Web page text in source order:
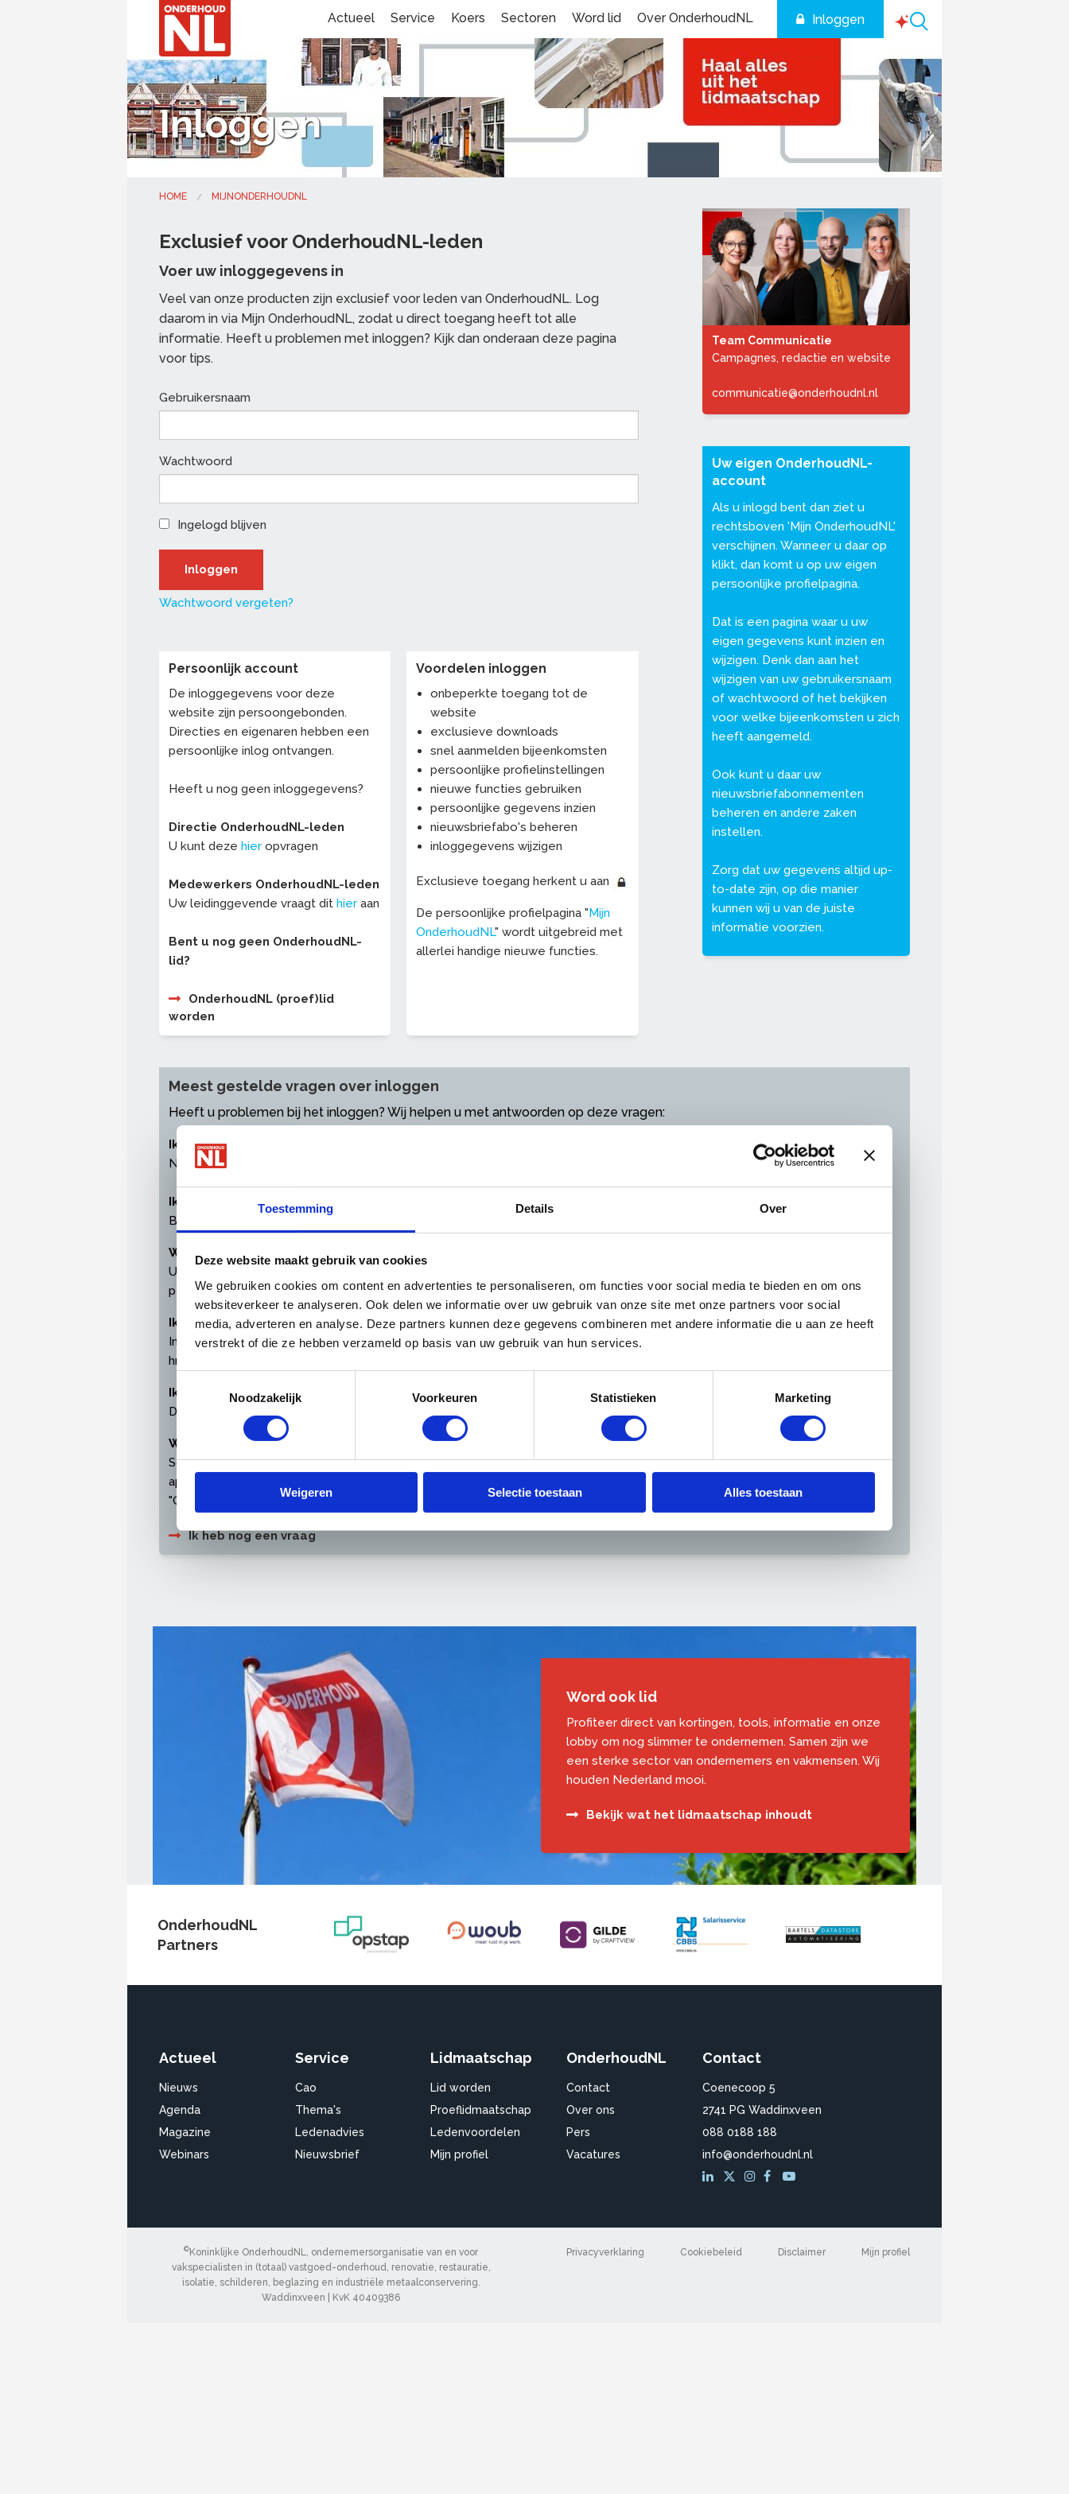
Toestemming Details Over
Deze website maakt gebruik van cookies
We gebruiken cookies om content en advertenties te personaliseren, om functies voor social media te bieden en om ons
websiteverkeer te analyseren. Ook delen we informatie over uw gebruik van onze site met onze partners voor social
media, adverteren en analyse. Deze partners kunnen deze gegevens combineren met andere informatie die u aan ze heeft
verstrekt of die ze hebben verzameld op basis van uw gebruik van hun services.
Noodzakelijk
Voorkeuren Statistieken Marketing
Weigeren Selectie toestaan Alles toestaan
Inloggen
Actueel Service Koers Sectoren Word lid Over OnderhoudNL
Inloggen
HOME MIJNONDERHOUDNL
Exclusief voor OnderhoudNL-leden
Voer uw inloggegevens in
Veel van onze producten zijn exclusief voor leden van OnderhoudNL. Log
daarom in via Mijn OnderhoudNL, zodat u direct toegang heeft tot alle
informatie. Heeft u problemen met inloggen? Kijk dan onderaan deze pagina
voor tips.
Gebruikersnaam
Wachtwoord
Ingelogd blijven
Wachtwoord vergeten?
Persoonlijk account
De inloggegevens voor deze
website zijn persoongebonden.
Directies en eigenaren hebben een
persoonlijke inlog ontvangen.
Heeft u nog geen inloggegevens?
Directie OnderhoudNL-leden
U kunt deze hier opvragen
Medewerkers OnderhoudNL-leden
Uw leidinggevende vraagt dit hier aan
Bent u nog geen OnderhoudNL-
lid?
OnderhoudNL (proef)lid
worden
Voordelen inloggen
onbeperkte toegang tot de
website
exclusieve downloads
snel aanmelden bijeenkomsten
persoonlijke profielinstellingen
nieuwe functies gebruiken
persoonlijke gegevens inzien
nieuwsbriefabo's beheren
inloggegevens wijzigen
Exclusieve toegang herkent u aan
De persoonlijke profielpagina "Mijn
OnderhoudNL" wordt uitgebreid met
allerlei handige nieuwe functies.
Team Communicatie
Campagnes, redactie en website
communicatie@onderhoudnl.nl
Uw eigen OnderhoudNL-
account
Als u inlogd bent dan ziet u
rechtsboven 'Mijn OnderhoudNL'
verschijnen. Wanneer u daar op
klikt, dan komt u op uw eigen
persoonlijke profielpagina.
Dat is een pagina waar u uw
eigen gegevens kunt inzien en
wijzigen. Denk dan aan het
wijzigen van uw gebruikersnaam
of wachtwoord of het bekijken
voor welke bijeenkomsten u zich
heeft aangemeld.
Ook kunt u daar uw
nieuwsbriefabonnementen
beheren en andere zaken
instellen.
Zorg dat uw gegevens altijd up-
to-date zijn, op die manier
kunnen wij u van de juiste
informatie voorzien.
Meest gestelde vragen over inloggen
Heeft u problemen bij het inloggen? Wij helpen u met antwoorden op deze vragen:
Ik heb geen inloggegevens ontvangen als directeur / eigenaar (hoofdvestiging)
Neemcontact
Ik ben mijn wachtwoord of gebruikersnaam vergeten
Bent u uw inloggegevens vergeten, dan kunt u deze
Waarom log ik in met een persoonlijk e-mailadres?
U heeft een persoonlijke profielpagina, waarop u allerlei zaken kunt instellen zoals nieuwsbriefabonnementen, zakelijke
persoonsgegevens en instellingen voor uw bezoek aan onze site.
Ik ben directeur en wil een medewerker toegang tot OnderhoudNL geven. Hoe doe ik dat?
In '
Mijn OnderhoudNL' kunt u eenvoudig medewerkers toewijzen, zodat zij altijd direct bij downloads kunnen. Denk bijvoorbeeld
hr-medewerkers of administratie voor cao- en werknemerszaken of projectleiders over veiligheidsdocumenten.
Ik ben medewerker en wil graag toegang tot OnderhoudNL. Hoe doe ik dat?
Dat kan! Vraag daarvoor even aan uw directeur/eigenaar of deze dat in '
Waarom moet ik soms toch opnieuw inloggen?
Soms zorgen pop-up blockers, privacyfilters, firewalls, virusscans, veiligheidsbeleid bedrijfsnetwerk of instellingen op uw
apparaat ervoor dat uw zogenaamde cookies (het "onthoudbestandje") niet worden opgeslagen. Wat kan helpen is om de optie
"Onthouden" aan te vinken bij het inloggen.
Ik heb nog een vraag
Word ook lid
Profiteer direct van kortingen, tools, informatie en onze
lobby om nog slimmer te ondernemen. Samen zijn we
een sterke sector van ondernemers en vakmensen. Wij
houden Nederland mooi.
Bekijk wat het lidmaatschap inhoudt
OnderhoudNL
Partners
Actueel
Nieuws
Agenda
Magazine
Webinars
Service
Cao
Thema's
Ledenadvies
Nieuwsbrief
Lidmaatschap
Lid worden
Proeflidmaatschap
Ledenvoordelen
Mijn profiel
OnderhoudNL
Contact
Over ons
Pers
Vacatures
Contact
Coenecoop 5
2741 PG Waddinxveen
088 0188 188
info@onderhoudnl.nl
©Koninklijke OnderhoudNL, ondernemersorganisatie van en voor
vakspecialisten in (totaal) vastgoed-onderhoud, renovatie, restauratie,
isolatie, schilderen, beglazing en industriële metaalconservering.
Waddinxveen | KvK 40409386
Privacyverklaring Cookiebeleid Disclaimer Mijn profiel